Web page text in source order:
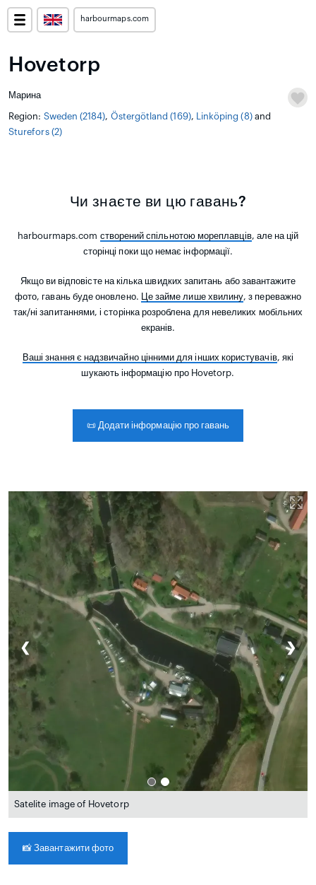
harbourmaps.com
Hovetorp
Марина
Region: Sweden (2184), Östergötland (169), Linköping (8)and
Sturefors (2)
Чи знаєте ви цю гавань?
harbourmaps.com створений спільнотою мореплавців, але на цій
сторінці поки що немає інформації.
Якщо ви відповісте на кілька швидких запитань або завантажите
фото, гавань буде оновлено.
Це займе лише хвилину, з переважно
так/ні запитаннями, і сторінка розроблена для невеликих мобільних
екранів.
Ваші знання є надзвичайно цінними для інших користувачів, які
шукають інформацію про Hovetorp.
📜Додати інформацію про гавань
❮ ❯
Satelite image of Hovetorp
📸 Завантажити фото